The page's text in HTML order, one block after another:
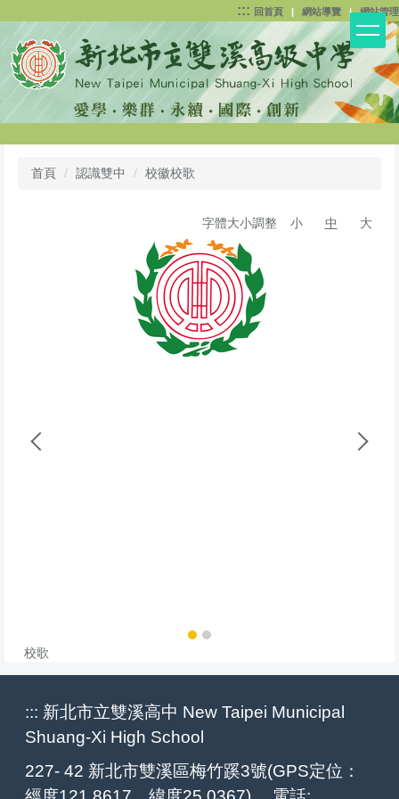
主
要
內
區
::: 回首頁 | 網站導覽 |網站管理
首頁 認識雙中 校徽校歌
字體大小調整 小 中 大
校歌
::: 新北市立雙溪高中 New Taipei Municipal
Shuang-Xi High School
227- 42 新北市雙溪區梅竹蹊3號(GPS定位：